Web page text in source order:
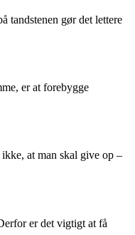
tandstenen gør det lettere
er at forebygge
at man skal give op –
er det vigtigt at få